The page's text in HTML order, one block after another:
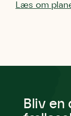
Læs om
Bliv en